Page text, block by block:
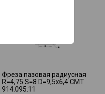
Фреза пазовая радиусная
R=4,75 S=8 D=9,5x6,4 CMT
914.095.11